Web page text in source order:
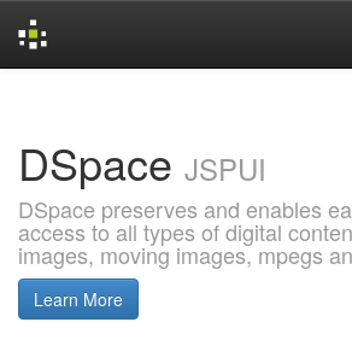
DSpace JSPUI
DSpace preserves and enables
access to all types of digital
images, moving images, mpegs
Learn More